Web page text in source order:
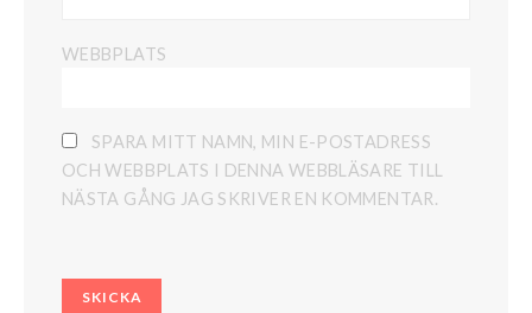
WEBBPLATS
SPARA MITT NAMN, MIN E-POSTADRESS
OCH WEBBPLATS I DENNA WEBBLÄSARE TILL
NÄSTA GÅNG JAG SKRIVER EN KOMMENTAR.